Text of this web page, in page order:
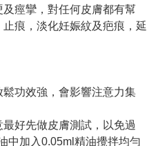
痙攣，對任何皮膚都有幫
痕，淡化妊娠紋及疤痕，延
功效強，會影響注意力集
好先做皮膚測試，以免過
中加入0.05ml精油攪拌均勻